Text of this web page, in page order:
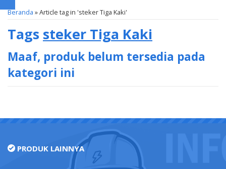
Beranda »Article tag in 'steker Tiga Kaki'
Tags steker Tiga Kaki
Maaf, produk belum tersedia pada
kategori ini
PRODUK LAINNYA